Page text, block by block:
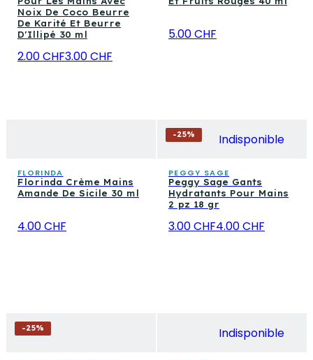
Noix De Coco Beurre
De Karité Et Beurre
D'Illipé 30 ml
2.00 CHF3.00 CHF
5.00 CHF
FLORINDA
Florinda Crème Mains
Amande De Sicile 30 ml
4.00 CHF
-25% Indisponible
PEGGY SAGE
Peggy Sage Gants
Hydratants Pour Mains
2 pz 18 gr
3.00 CHF4.00 CHF
-25% Indisponible